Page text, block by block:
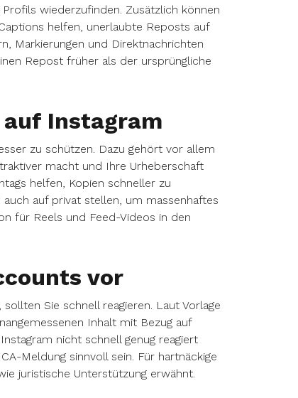
wiederzufinden. Zusätzlich können
helfen, unerlaubte Reposts auf
Markierungen und Direktnachrichten
Repost früher als der ursprüngliche
Instagram
zu schützen. Dazu gehört vor allem
macht und Ihre Urheberschaft
helfen, Kopien schneller zu
auf privat stellen, um massenhaftes
für Reels und Feed-Videos in den
vor
Sie schnell reagieren. Laut Vorlage
Inhalt mit Bezug auf
nicht schnell genug reagiert
Meldung sinnvoll sein. Für hartnäckige
juristische Unterstützung erwähnt.